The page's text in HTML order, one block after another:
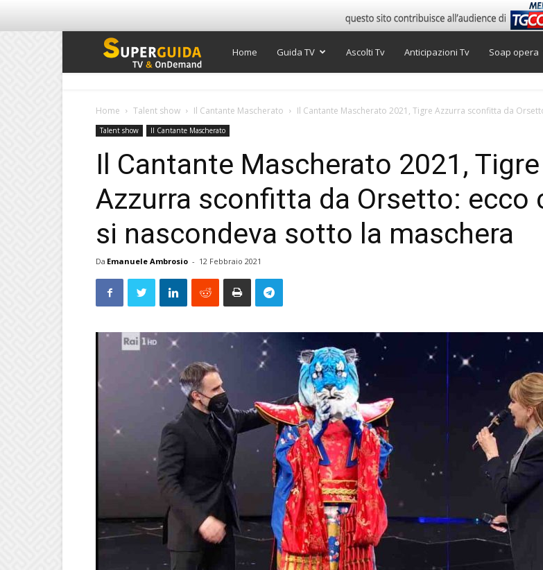
Super
TV
Home Guida TV Ascolti Tv Anticipazioni Tv Soap opera
Home Talent show Il Cantante Mascherato Il Cantante Mascherato 2021, Tigre Azzurra sconfitta da
Talent show Il Cantante Mascherato
Il Cantante Mascherato 2021, Tigre
Azzurra sconfitta da Orsetto: ecco
si nascondeva sotto la maschera
Da Emanuele Ambrosio - 12 Febbraio 2021